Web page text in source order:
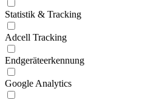
Statistik & Tracking
Adcell Tracking
Endgeräteerkennung
Google Analytics